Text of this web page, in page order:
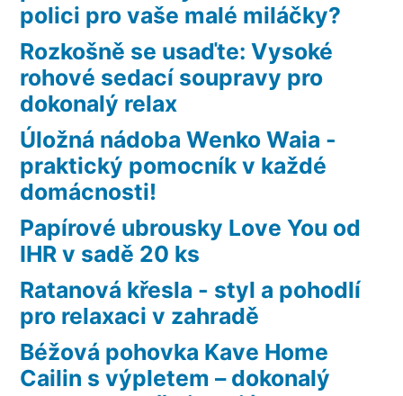
polici pro vaše malé miláčky?
Rozkošně se usaďte: Vysoké
rohové sedací soupravy pro
dokonalý relax
Úložná nádoba Wenko Waia -
praktický pomocník v každé
domácnosti!
Papírové ubrousky Love You od
IHR v sadě 20 ks
Ratanová křesla - styl a pohodlí
pro relaxaci v zahradě
Béžová pohovka Kave Home
Cailin s výpletem – dokonalý